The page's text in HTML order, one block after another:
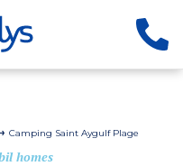
Camping Saint Aygulf Plage
homes